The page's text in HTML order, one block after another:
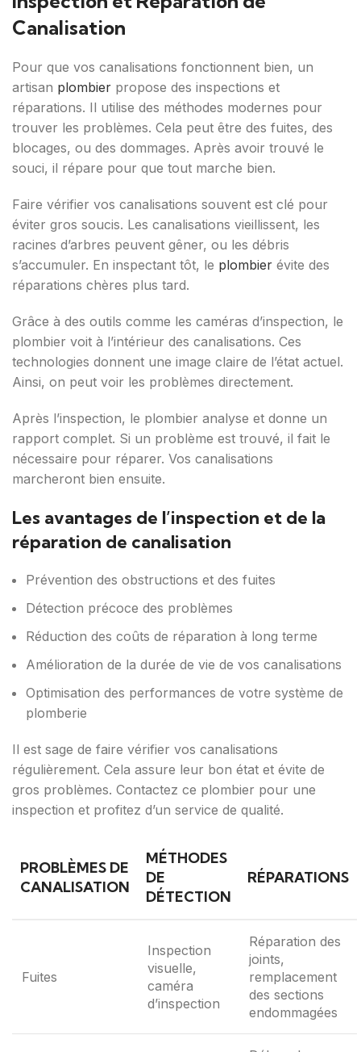
Canalisation
Pour que vos canalisations fonctionnent bien, un
artisan plombier propose des inspections et
réparations. Il utilise des méthodes modernes pour
trouver les problèmes. Cela peut être des fuites, des
blocages, ou des dommages. Après avoir trouvé le
souci, il répare pour que tout marche bien.
Faire vérifier vos canalisations souvent est clé pour
éviter gros soucis. Les canalisations vieillissent, les
racines d’arbres peuvent gêner, ou les débris
s’accumuler. En inspectant tôt, le plombier évite des
réparations chères plus tard.
Grâce à des outils comme les caméras d’inspection, le
plombier voit à l’intérieur des canalisations. Ces
technologies donnent une image claire de l’état actuel.
Ainsi, on peut voir les problèmes directement.
Après l’inspection, le plombier analyse et donne un
rapport complet. Si un problème est trouvé, il fait le
nécessaire pour réparer. Vos canalisations
marcheront bien ensuite.
Les avantages de l’inspection et de la
réparation de canalisation
Prévention des obstructions et des fuites
Détection précoce des problèmes
Réduction des coûts de réparation à long terme
Amélioration de la durée de vie de vos canalisations
Optimisation des performances de votre système de
plomberie
Il est sage de faire vérifier vos canalisations
régulièrement. Cela assure leur bon état et évite de
gros problèmes. Contactez ce plombier pour une
inspection et profitez d’un service de qualité.
PROBLÈMES DE
CANALISATION
MÉTHODES
DE
DÉTECTION
RÉPARATIONS
Fuites
Inspection
visuelle,
caméra
d’inspection
Réparation des
joints,
remplacement
des sections
endommagées